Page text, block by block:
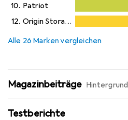
10. Patriot
12. Origin Storage
Alle 26 Marken vergleichen
Magazinbeiträge Hintergrund
Testberichte